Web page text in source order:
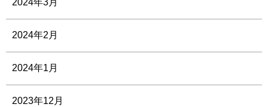
2024年3月
2024年2月
2024年1月
2023年12月